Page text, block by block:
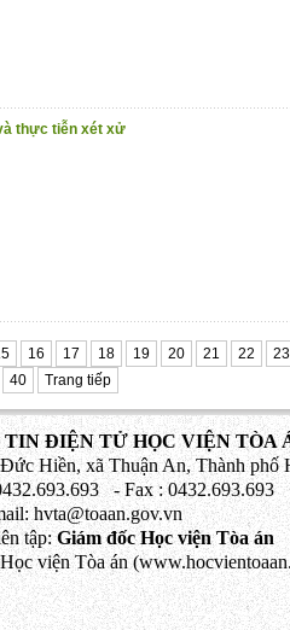
thực tiễn xét xử
16 17 18 19 20 21 22 23
40 Trang tiếp
TIN ĐIỆN TỬ HỌC VIỆN TÒA
Hiền, xã Thuận An, Thành phố
- Fax : 0432.693.693
hvta@toaan.gov.vn
tập:Giám đốc Học viện Tòa án
viện Tòa án